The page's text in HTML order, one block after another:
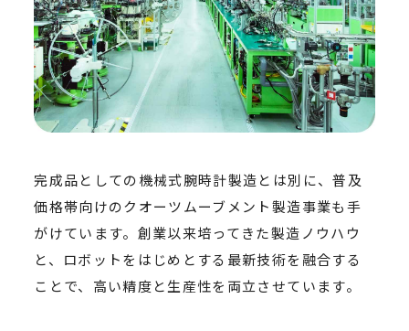
完成品としての機械式腕時計製造とは別に、普及
価格帯向けのクオーツムーブメント製造事業も手
がけています。創業以来培ってきた製造ノウハウ
と、ロボットをはじめとする最新技術を融合する
ことで、高い精度と生産性を両立させています。